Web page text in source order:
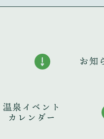
お知
温泉イベント
カレンダー